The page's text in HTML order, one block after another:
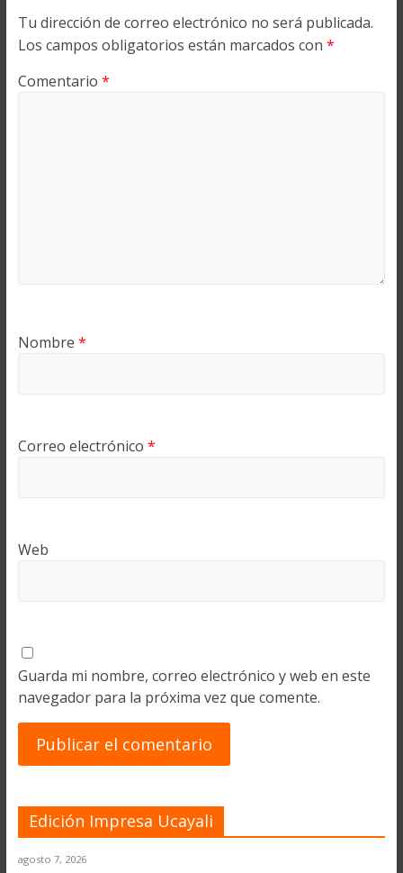
Tu dirección de correo electrónico no será publicada.
Los campos obligatorios están marcados con *
Comentario *
Nombre *
Correo electrónico *
Web
Guarda mi nombre, correo electrónico y web en este
navegador para la próxima vez que comente.
Edición Impresa Ucayali
agosto 7, 2026